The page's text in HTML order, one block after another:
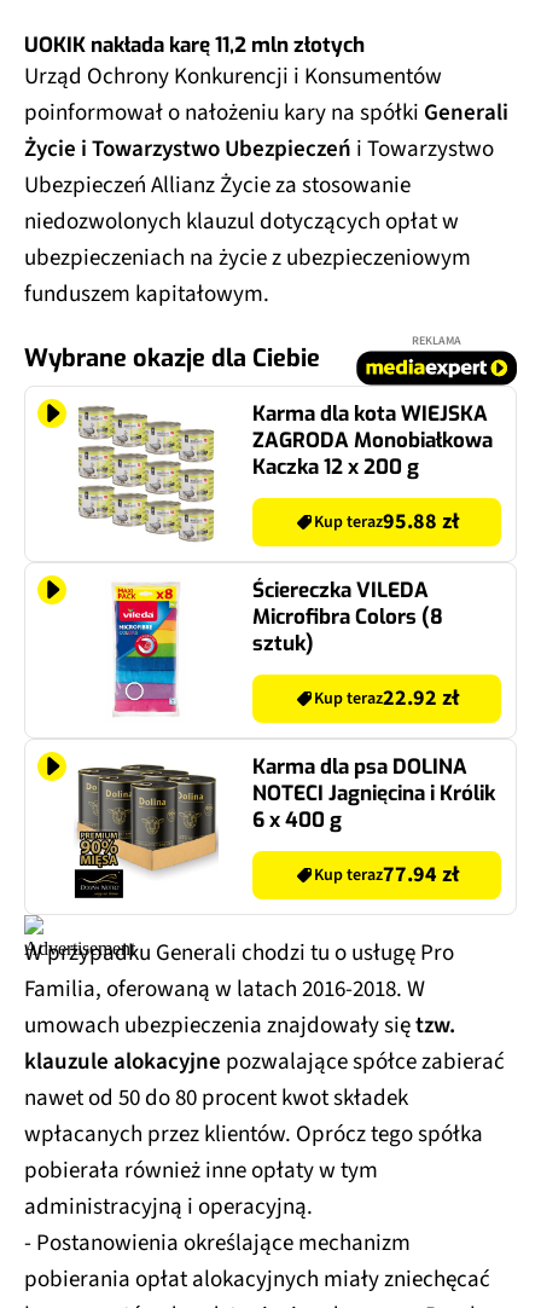
UOKIK nakłada karę 11,2 mln złotych
Urząd Ochrony Konkurencji i Konsumentów
poinformował o nałożeniu kary na spółki Generali
Życie i Towarzystwo Ubezpieczeń i Towarzystwo
Ubezpieczeń Allianz Życie za stosowanie
niedozwolonych klauzul dotyczących opłat w
ubezpieczeniach na życie z ubezpieczeniowym
funduszem kapitałowym.
Wybrane okazje dla Ciebie
REKLAMA
Karma dla kota WIEJSKA
ZAGRODA Monobiałkowa
Kaczka 12 x 200 g
Kup teraz95.88 zł
Ściereczka VILEDA
Microfibra Colors (8
sztuk)
Kup teraz22.92 zł
Karma dla psa DOLINA
NOTECI Jagnięcina i Królik
6 x 400 g
Kup teraz77.94 zł
W przypadku Generali chodzi tu o usługę Pro
Familia, oferowaną w latach 2016-2018. W
umowach ubezpieczenia znajdowały siętzw.
klauzule alokacyjne pozwalające spółce zabierać
nawet od 50 do 80 procent kwot składek
wpłacanych przez klientów. Oprócz tego spółka
pobierała również inne opłaty w tym
administracyjną i operacyjną.
- Postanowienia określające mechanizm
pobierania opłat alokacyjnych miały zniechęcać